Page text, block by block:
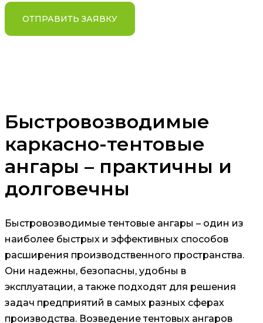
ОТПРАВИТЬ ЗАЯВКУ
Быстровозводимые
каркасно-тентовые
ангары – практичны и
долговечны
Быстровозводимые тентовые ангары – один из
наиболее быстрых и эффективных способов
расширения производственного пространства.
Они надежны, безопасны, удобны в
эксплуатации, а также подходят для решения
задач предприятий в самых разных сферах
производства. Возведение тентовых ангаров